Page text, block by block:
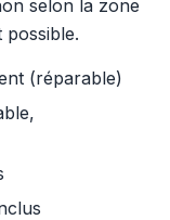
selon la zone
(réparable)